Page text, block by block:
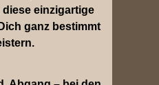
einzigartige
ganz bestimmt